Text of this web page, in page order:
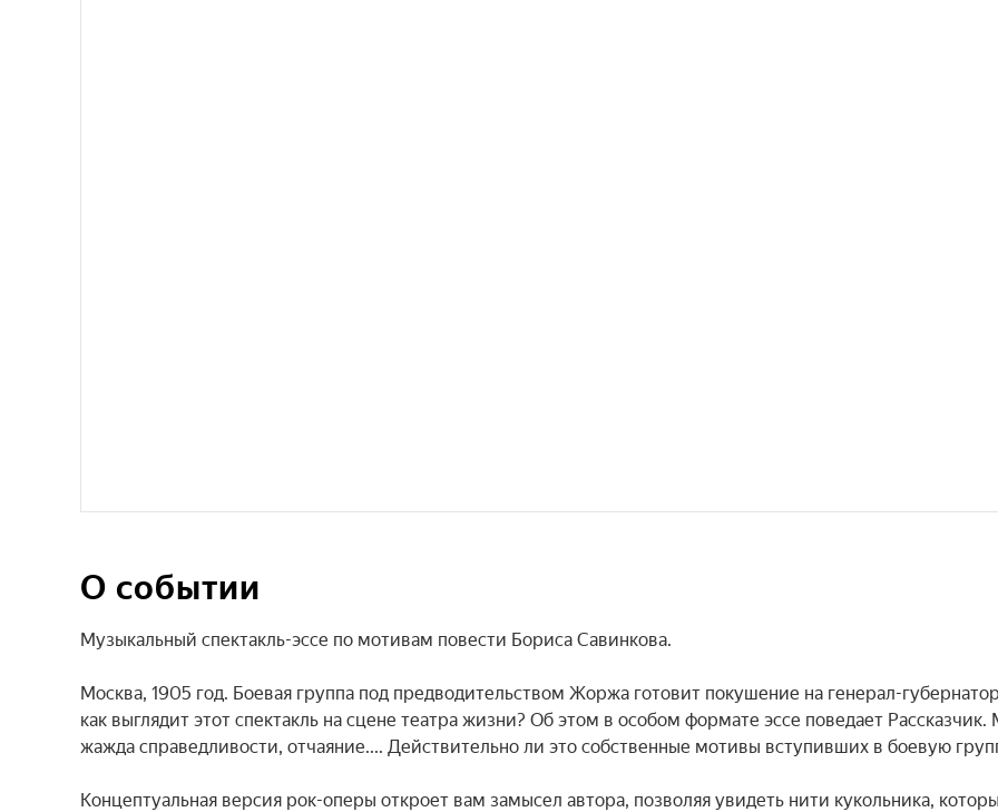
О событии
Музыкальный спектакль-эссе по мотивам повести Бориса Савинкова.
Москва, 1905 год. Боевая группа под предводительством Жоржа готовит покушение на генерал-
как выглядит этот спектакль на сцене театра жизни? Об этом в особом формате эссе поведает Рассказчик.
жажда справедливости, отчаяние.... Действительно ли это собственные мотивы вступивших в боевую
Концептуальная версия рок-оперы откроет вам замысел автора, позволяя увидеть нити кукольника,